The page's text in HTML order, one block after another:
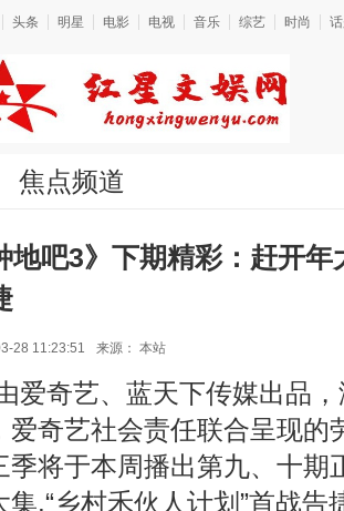
头条 明星 电影 电视 音乐 综艺 时尚
焦点频道
地吧3》下期精彩：赶开
28 11:23:51 来源： 本站
爱奇艺、蓝天下传媒出品
爱奇艺社会责任联合呈现的
季将于本周播出第九、十期
集,“乡村禾伙人计划”首战